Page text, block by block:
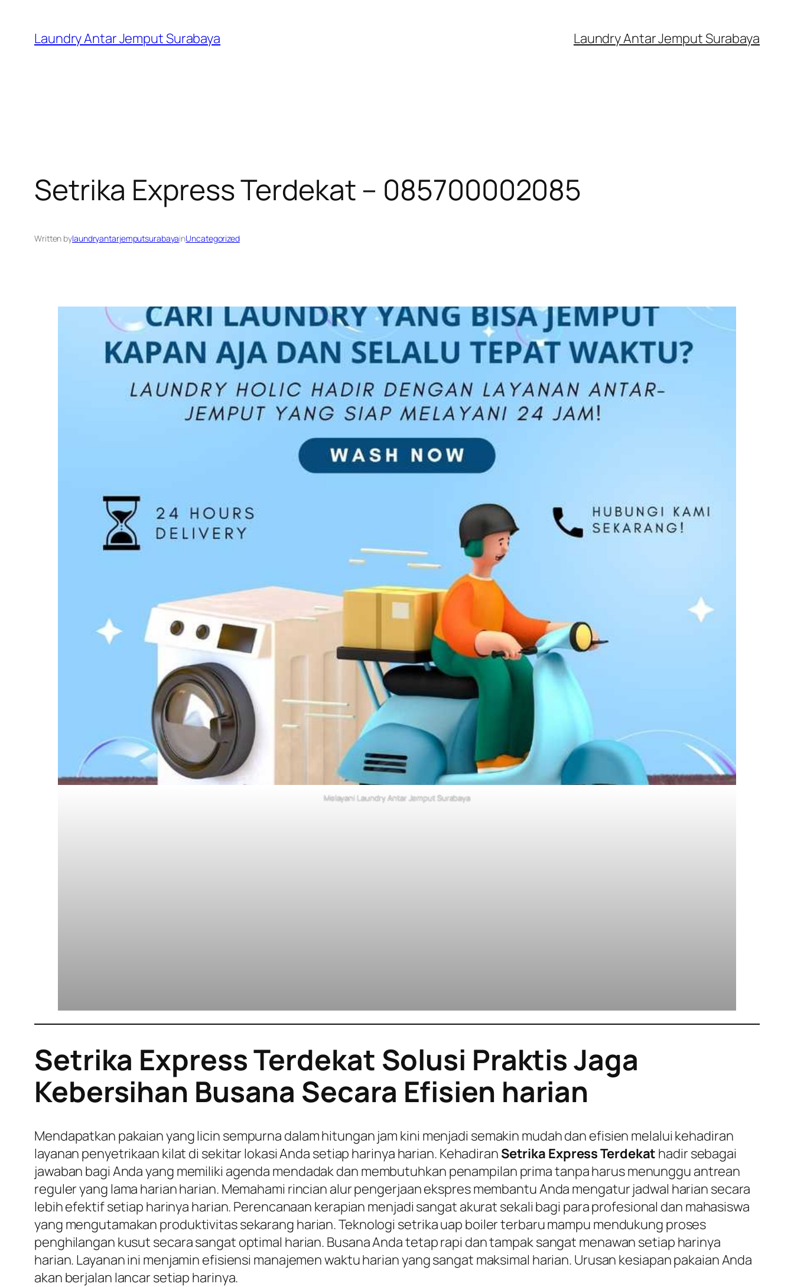
content
Laundry Antar Jemput Surabaya Laundry Antar Jemput Surabaya
Setrika Express Terdekat – 085700002085
Written bylaundryantarjemputsurabayainUncategorized
Melayani Laundry Antar Jemput Surabaya
Setrika Express Terdekat Solusi Praktis Jaga
Kebersihan Busana Secara Efisien harian
Mendapatkan pakaian yang licin sempurna dalam hitungan jam kini menjadi semakin mudah dan efisien melalui kehadiran
layanan penyetrikaan kilat di sekitar lokasi Anda setiap harinya harian. Kehadiran Setrika Express Terdekat hadir sebagai
jawaban bagi Anda yang memiliki agenda mendadak dan membutuhkan penampilan prima tanpa harus menunggu antrean
reguler yang lama harian harian. Memahami rincian alur pengerjaan ekspres membantu Anda mengatur jadwal harian secara
lebih efektif setiap harinya harian. Perencanaan kerapian menjadi sangat akurat sekali bagi para profesional dan mahasiswa
yang mengutamakan produktivitas sekarang harian. Teknologi setrika uap boiler terbaru mampu mendukung proses
penghilangan kusut secara sangat optimal harian. Busana Anda tetap rapi dan tampak sangat menawan setiap harinya
harian. Layanan ini menjamin efisiensi manajemen waktu harian yang sangat maksimal harian. Urusan kesiapan pakaian Anda
akan berjalan lancar setiap harinya.